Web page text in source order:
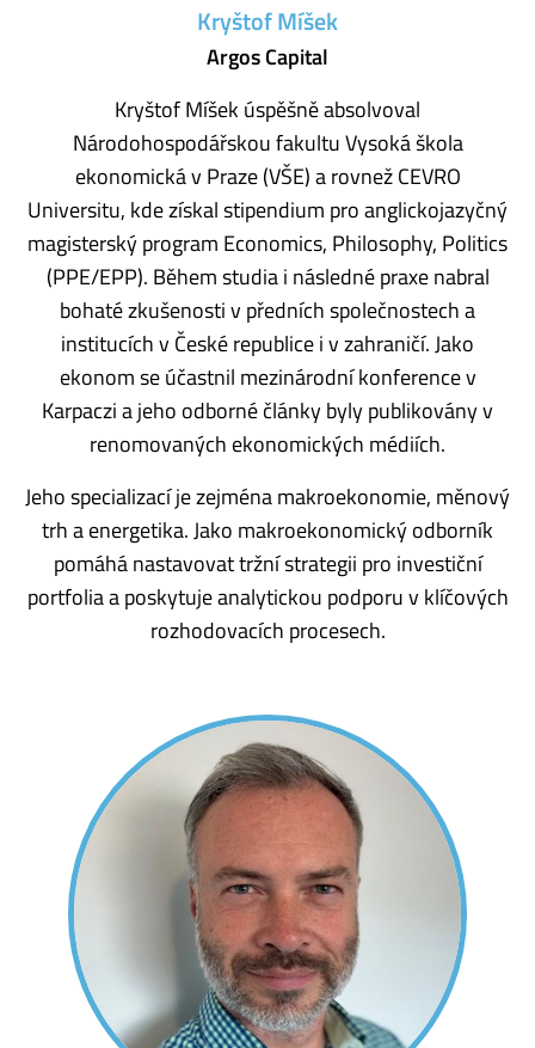
Kryštof Míšek
Argos Capital
Kryštof Míšek úspěšně absolvoval
Národohospodářskou fakultu Vysoká škola
ekonomická v Praze (VŠE) a rovnež CEVRO
Universitu, kde získal stipendium pro anglickojazyčný
magisterský program Economics, Philosophy, Politics
(PPE/EPP). Během studia i následné praxe nabral
bohaté zkušenosti v předních společnostech a
institucích v České republice i v zahraničí. Jako
ekonom se účastnil mezinárodní konference v
Karpaczi a jeho odborné články byly publikovány v
renomovaných ekonomických médiích.
Jeho specializací je zejména makroekonomie, měnový
trh a energetika. Jako makroekonomický odborník
pomáhá nastavovat tržní strategii pro investiční
portfolia a poskytuje analytickou podporu v klíčových
rozhodovacích procesech.